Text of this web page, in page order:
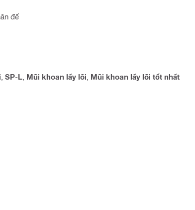
đế
SP-L Mũi khoan lấy lõi Mũi khoan lấy lõi tốt nhất